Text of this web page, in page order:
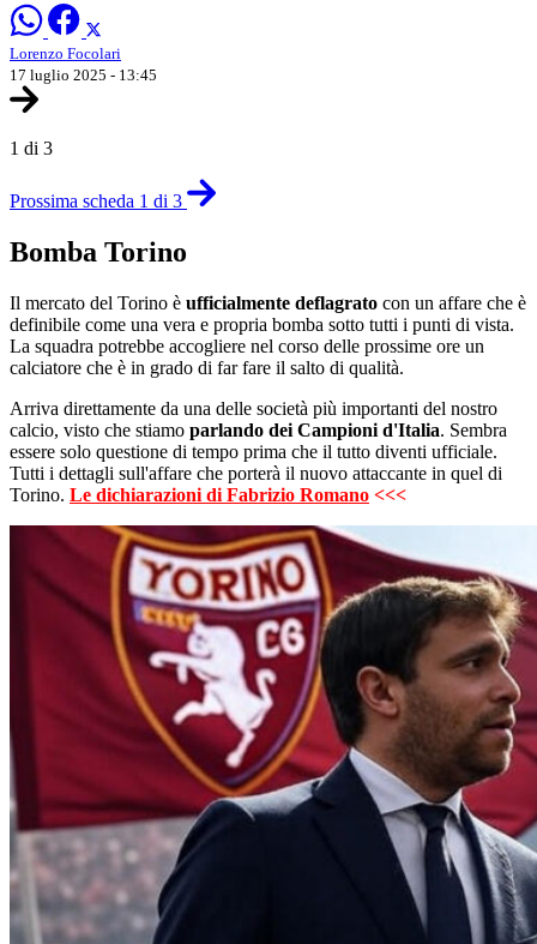
Lorenzo Focolari
17 luglio 2025 - 13:45
1 di 3
Prossima scheda 1 di 3
Bomba Torino
Il mercato del Torino è ufficialmente deflagrato con un affare che è
definibile come una vera e propria bomba sotto tutti i punti di vista.
La squadra potrebbe accogliere nel corso delle prossime ore un
calciatore che è in grado di far fare il salto di qualità.
Arriva direttamente da una delle società più importanti del nostro
calcio, visto che stiamo parlando dei Campioni d'Italia. Sembra
essere solo questione di tempo prima che il tutto diventi ufficiale.
Tutti i dettagli sull'affare che porterà il nuovo attaccante in quel di
Torino. Le dichiarazioni di Fabrizio Romano <<<